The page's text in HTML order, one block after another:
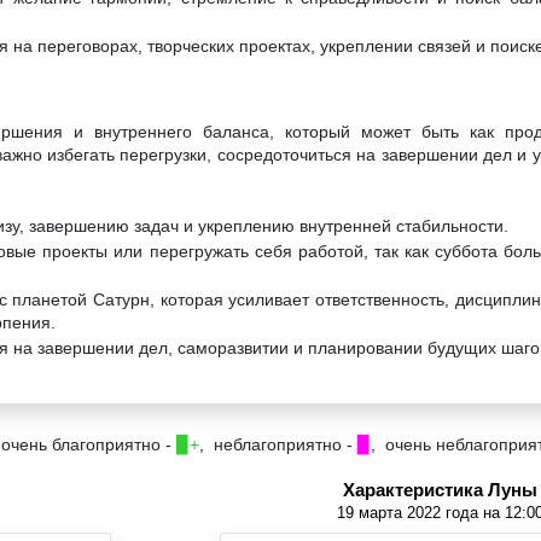
переговорах, творческих проектах, укреплении связей и
и внутреннего баланса, который может быть как
избегать перегрузки, сосредоточиться на завершении дел и
завершению задач и укреплению внутренней стабильности.
проекты или перегружать себя работой, так как суббота
Сатурн, которая усиливает ответственность,
на завершении дел, саморазвитии и планировании будущих
благоприятно - ▉+ , неблагоприятно - , очень
Характеристика Луны
19 марта 2022 года на